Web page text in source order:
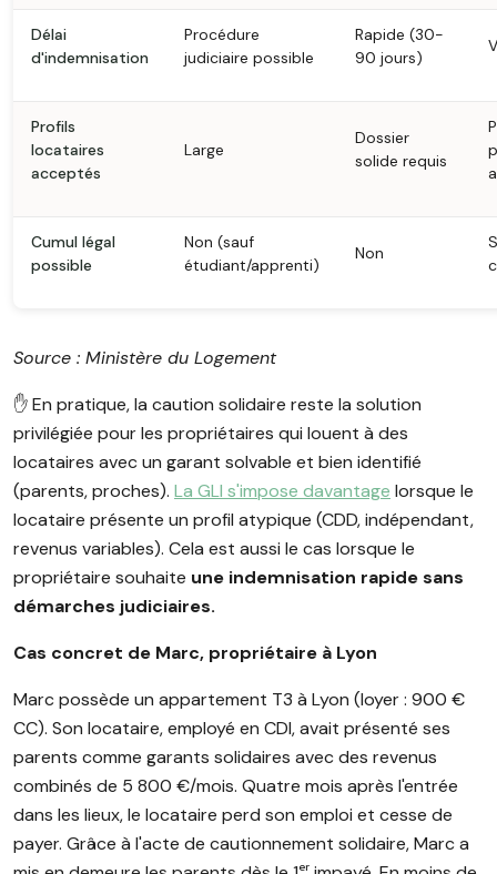
Délai
d'indemnisation
Procédure
judiciaire possible
Rapide (30-
90 jours)
Profils
locataires
acceptés
Large
Dossier
solide requis
Cumul légal
possible
Non (sauf
étudiant/apprenti)
Non
Source : Ministère du Logement
✋️ En pratique, la caution solidaire reste la solution
privilégiée pour les propriétaires qui louent à des
locataires avec un garant solvable et bien identifié
(parents, proches). La GLI s'impose davantage lorsque le
locataire présente un profil atypique (CDD, indépendant,
revenus variables). Cela est aussi le cas lorsque le
propriétaire souhaite une indemnisation rapide sans
démarches judiciaires.
Cas concret de Marc, propriétaire à Lyon
Marc possède un appartement T3 à Lyon (loyer : 900 €
CC). Son locataire, employé en CDI, avait présenté ses
parents comme garants solidaires avec des revenus
combinés de 5 800 €/mois. Quatre mois après l'entrée
dans les lieux, le locataire perd son emploi et cesse de
payer. Grâce à l'acte de cautionnement solidaire, Marc a